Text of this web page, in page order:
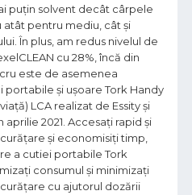
puțin solvent decât cârpele
pentru mediu, cât și
În plus, am redus nivelul de
cu 28%, încă din
este de asemenea
și ușoare Tork Handy
LCA realizat de Essity și
2021. Accesați rapid și
și economisiți timp,
a cutiei portabile Tork
consumul și minimizați
cu ajutorul dozării